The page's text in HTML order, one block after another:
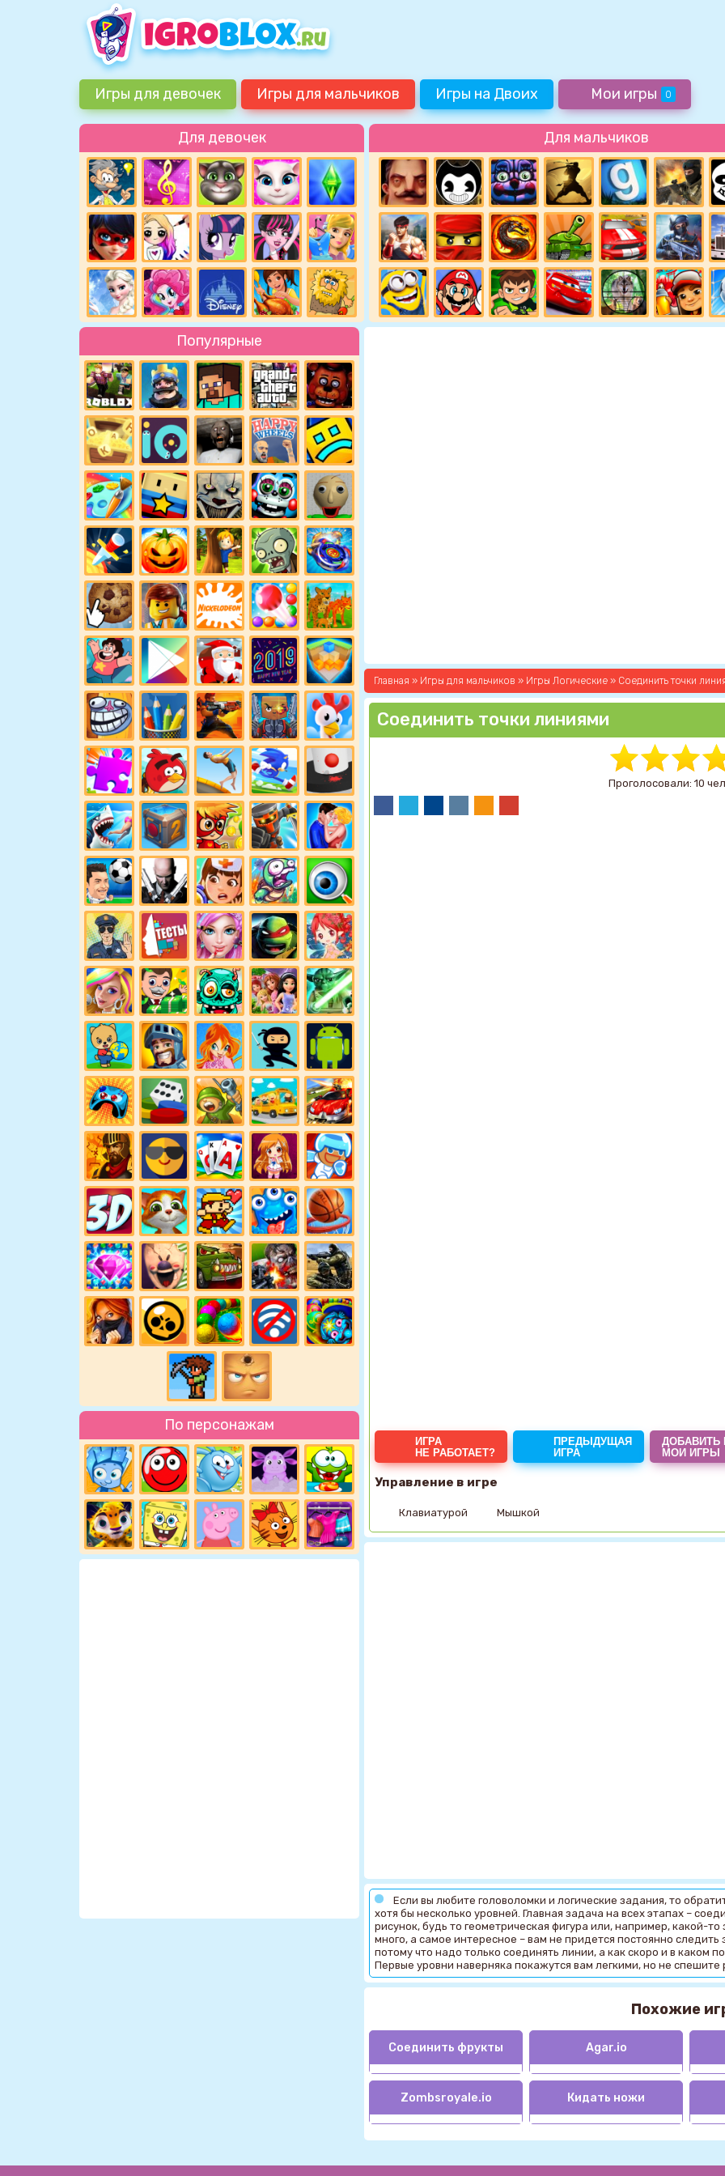
Игры для девочек Игры для мальчиков Игры на Двоих Мои игры 0
Для девочек Для мальчиков
Популярные
По персонажам
Главная » Игры для мальчиков » Игры Логические » Соединить точки
Соединить точки линиями
Проголосовали: 10
ИГРА
НЕ РАБОТАЕТ?
ПРЕДЫДУЩАЯ
ИГРА
ДОБАВИТЬ
МОИ ИГРЫ
Управление в игре
Клавиатурой Мышкой
Если вы любите головоломки и логические задания, то
хотя бы несколько уровней. Главная задача на всех этапах –
рисунок, будь то геометрическая фигура или, например, какой-
много, а самое интересное – вам не придется постоянно
потому что надо только соединять линии, а как скоро и в каком
Первые уровни наверняка покажутся вам легкими, но не спешите
Похожие
Соединить фрукты Agar.io
Zombsroyale.io Кидать ножи